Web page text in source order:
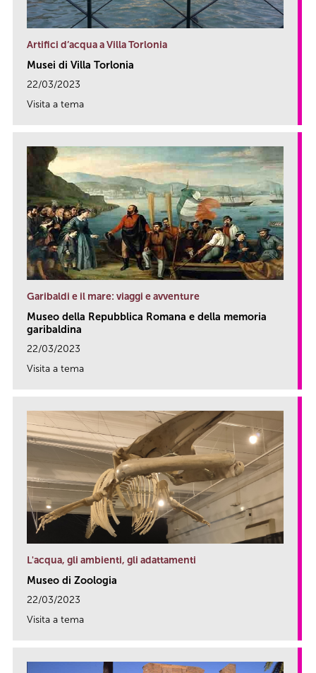
Artifici d’acqua a Villa Torlonia
Musei di Villa Torlonia
22/03/2023
Visita a tema
Garibaldi e il mare: viaggi e avventure
Museo della Repubblica Romana e della memoria
garibaldina
22/03/2023
Visita a tema
L'acqua, gli ambienti, gli adattamenti
Museo di Zoologia
22/03/2023
Visita a tema